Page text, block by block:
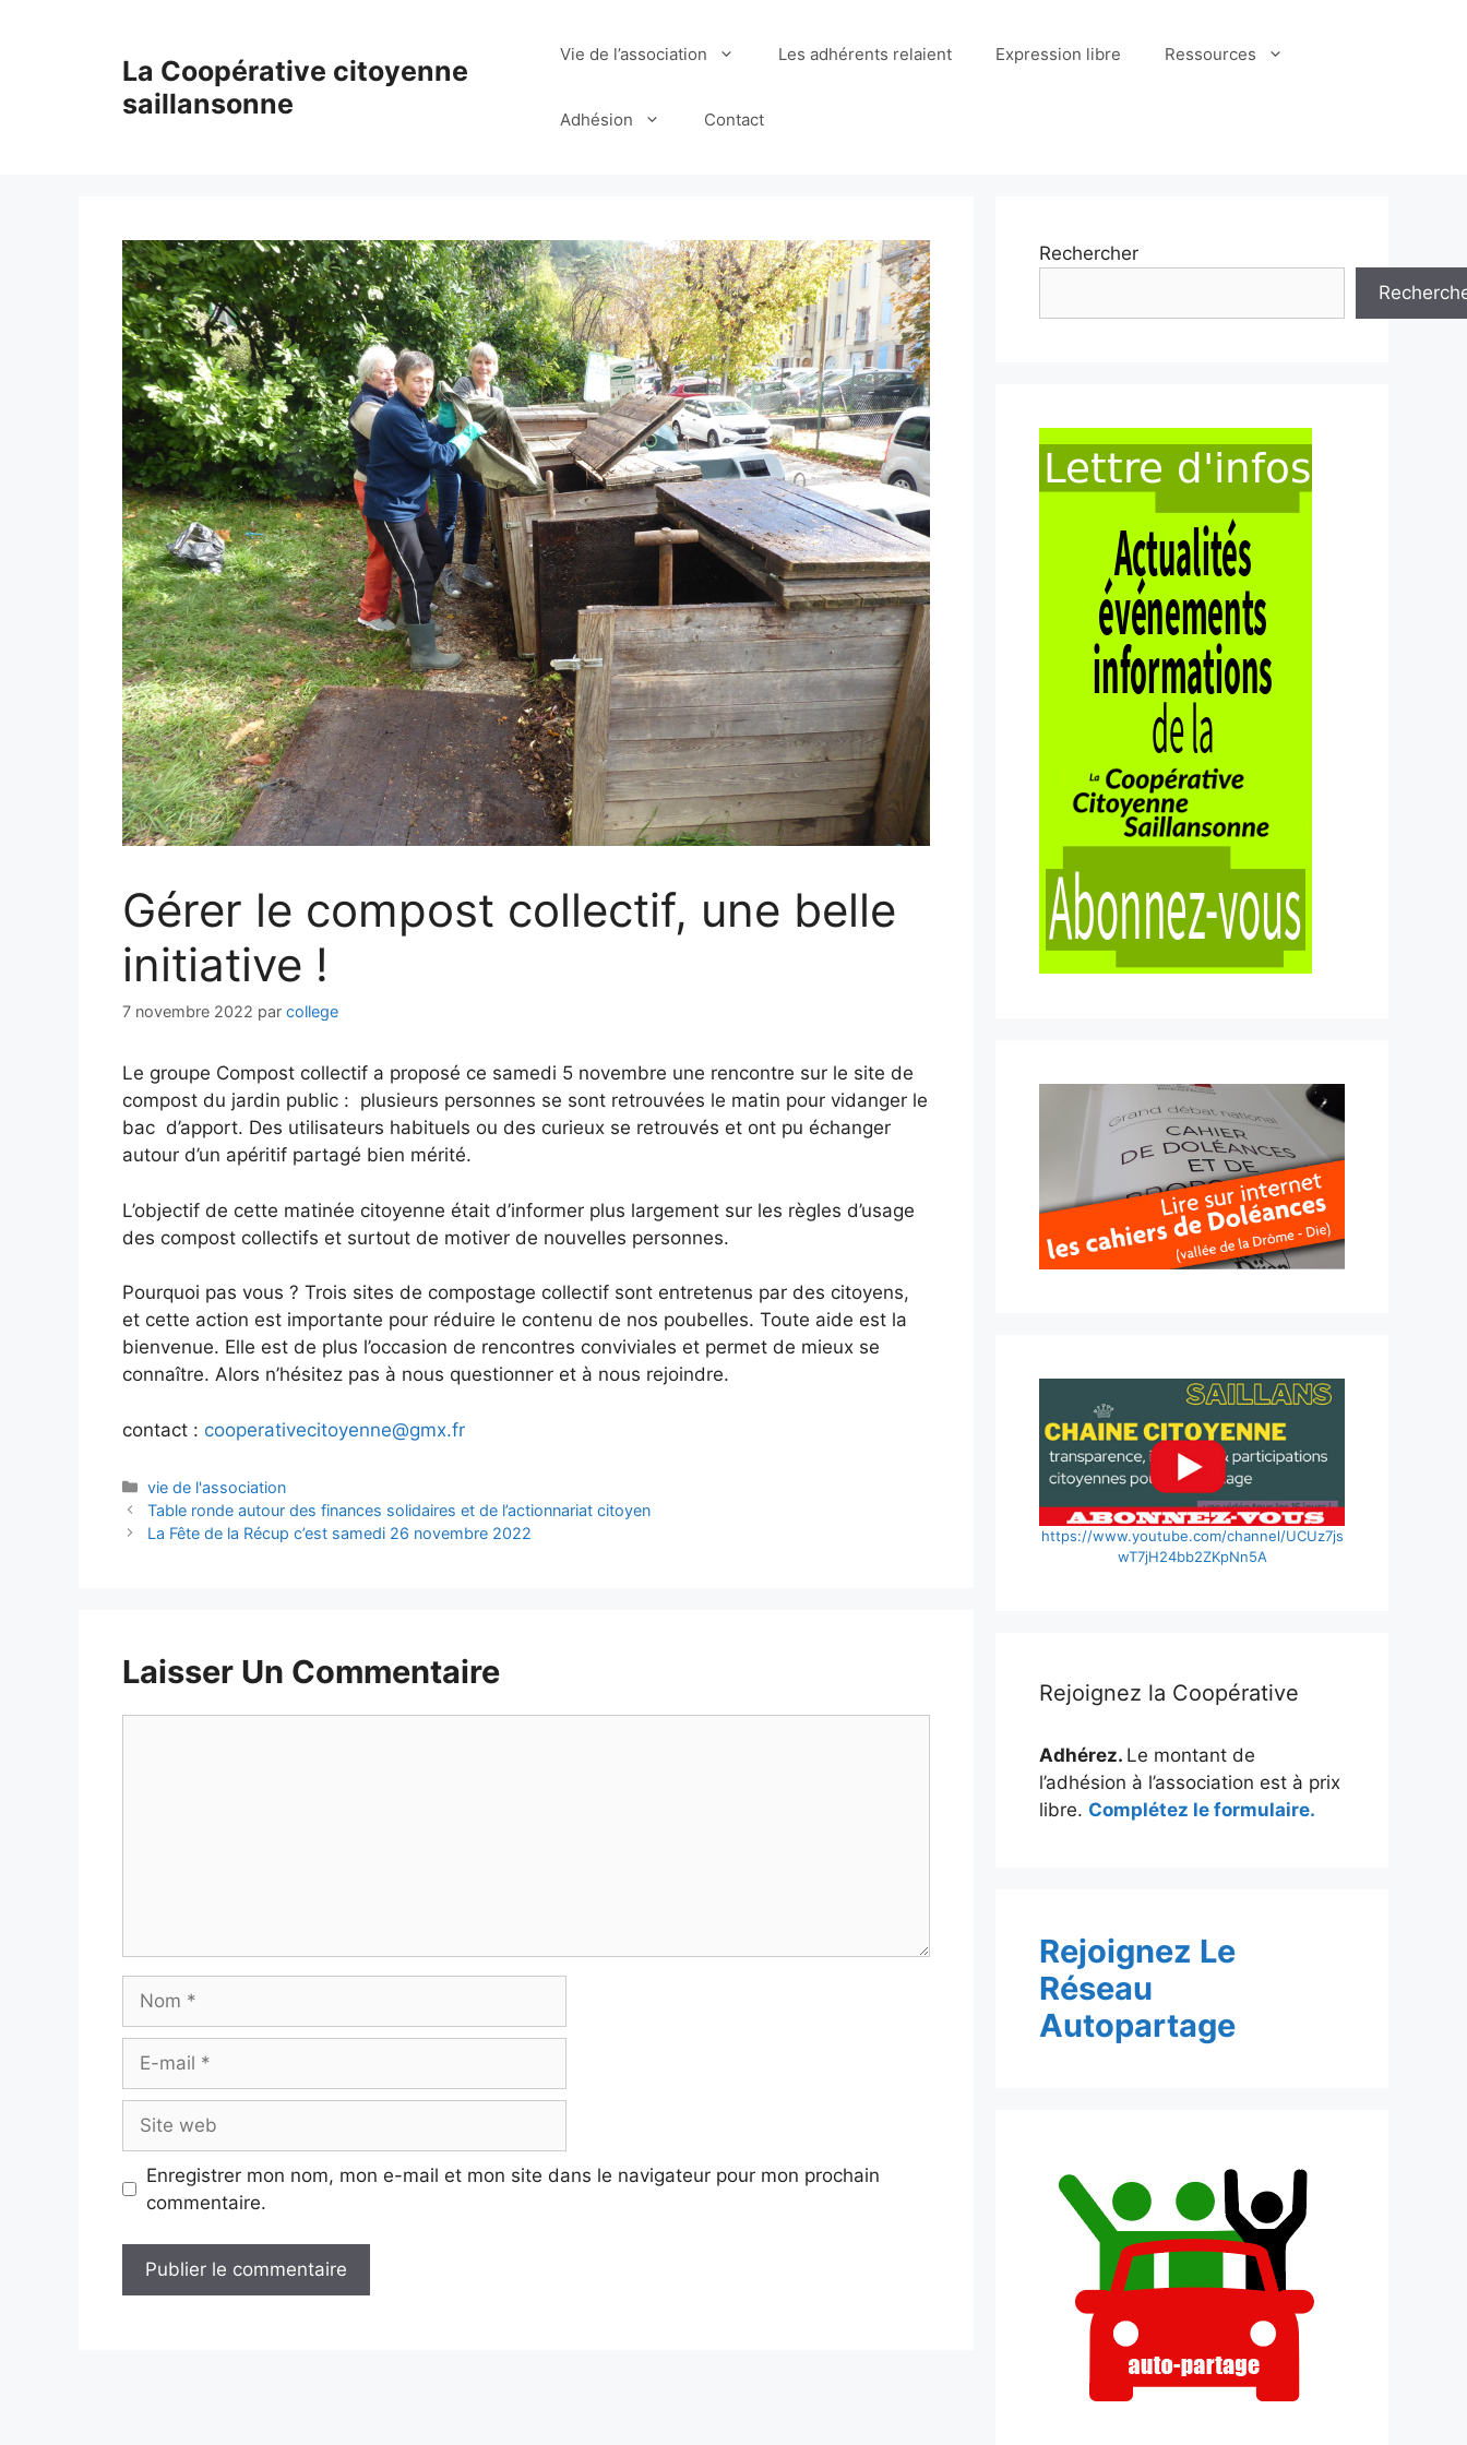
La Coopérative citoyenne
saillansonne
Vie de l’association Les adhérents relaient Expression libre Ressources
Adhésion Contact
Gérer le compost collectif, une belle
initiative !
7 novembre 2022 par college
Le groupe Compost collectif a proposé ce samedi 5 novembre une rencontre sur le site de
compost du jardin public : plusieurs personnes se sont retrouvées le matin pour vidanger le
bac d’apport. Des utilisateurs habituels ou des curieux se retrouvés et ont pu échanger
autour d’un apéritif partagé bien mérité.
L’objectif de cette matinée citoyenne était d’informer plus largement sur les règles d’usage
des compost collectifs et surtout de motiver de nouvelles personnes.
Pourquoi pas vous ? Trois sites de compostage collectif sont entretenus par des citoyens,
et cette action est importante pour réduire le contenu de nos poubelles. Toute aide est la
bienvenue. Elle est de plus l’occasion de rencontres conviviales et permet de mieux se
connaître. Alors n’hésitez pas à nous questionner et à nous rejoindre.
contact : cooperativecitoyenne@gmx.fr
Catégories
vie de l'association
Table ronde autour des finances solidaires et de l’actionnariat citoyen
La Fête de la Récup c’est samedi 26 novembre 2022
Laisser Un Commentaire
mail
web
Enregistrer mon nom, mon e-mail et mon site dans le navigateur pour mon prochain
commentaire.
Rechercher
https://www.youtube.com/channel/UCUz7js
wT7jH24bb2ZKpNn5A
Rejoignez la Coopérative
Adhérez. Le montant de
l’adhésion à l’association est à prix
libre. Complétez le formulaire.
Rejoignez Le
Réseau
Autopartage